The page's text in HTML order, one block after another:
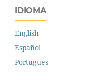
IDIOMA
English
Español
Português